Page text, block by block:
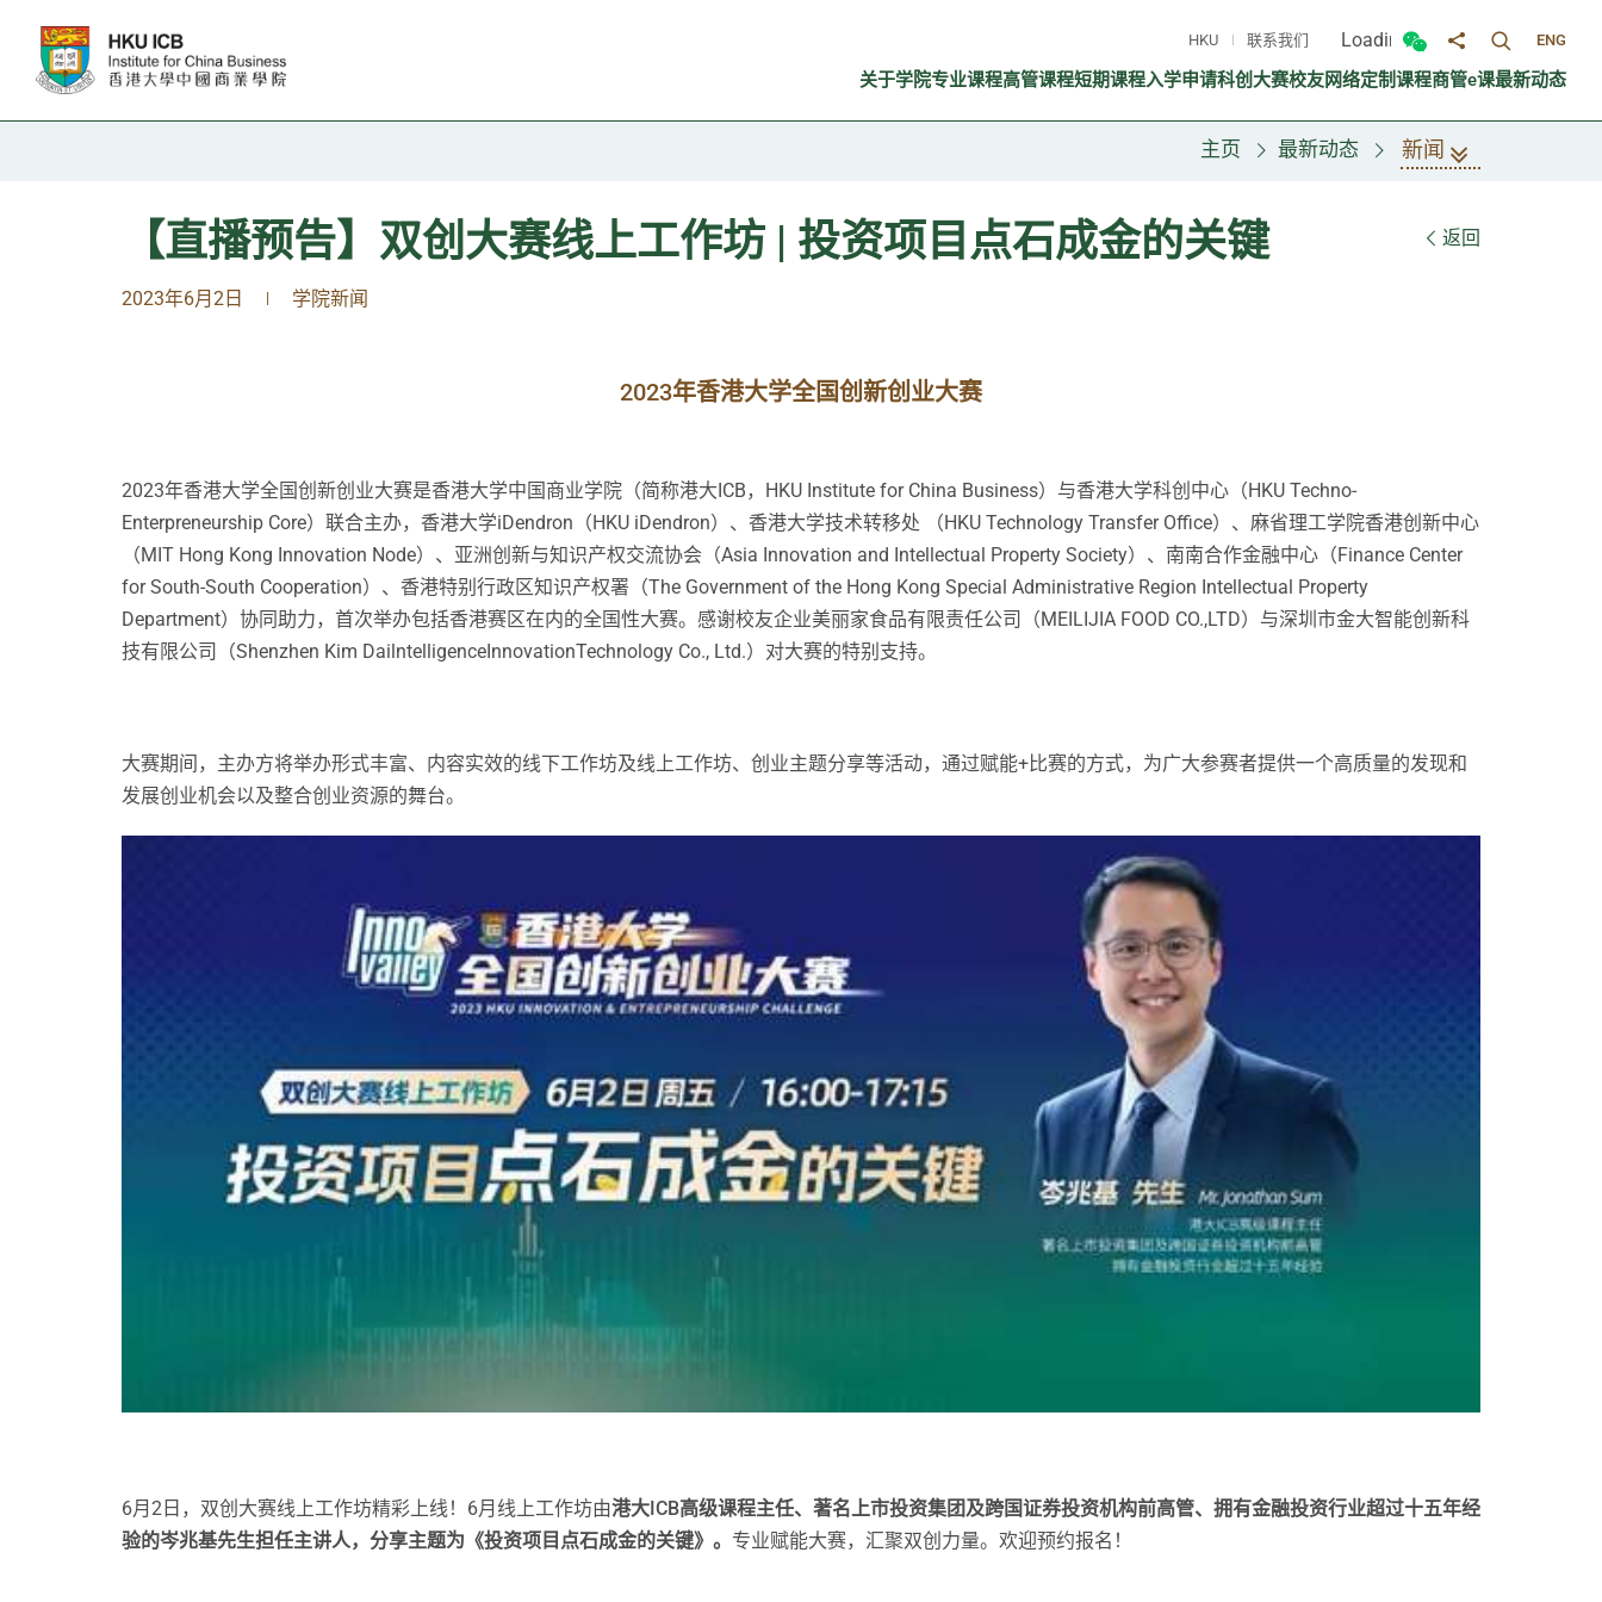
HKU 联系我们 Loading...
切换微信面板
分享至切换搜寻面
ENG
关于学院专业课程高管课程短期课程入学申请科创大赛校友网络定制课程商管e课最新动态
主页 最新动态 新闻
【直播预告】双创大赛线上工作坊 | 投资项目点石成金的关键 返回
2023年6月2日 | 学院新闻
2023年香港大学全国创新创业大赛
2023年香港大学全国创新创业大赛是香港大学中国商业学院（简称港大ICB，HKU Institute for China Business）与香港大学科创中心（HKU Techno-
Enterpreneurship Core）联合主办，香港大学iDendron（HKU iDendron）、香港大学技术转移处 （HKU Technology Transfer Office）、麻省理工学院香港创新中心
（MIT Hong Kong Innovation Node）、亚洲创新与知识产权交流协会（Asia Innovation and Intellectual Property Society）、南南合作金融中心（Finance Center
for South-South Cooperation）、香港特别行政区知识产权署（The Government of the Hong Kong Special Administrative Region Intellectual Property
Department）协同助力，首次举办包括香港赛区在内的全国性大赛。感谢校友企业美丽家食品有限责任公司（MEILIJIA FOOD CO.,LTD）与深圳市金大智能创新科
技有限公司（Shenzhen Kim DailntelligenceInnovationTechnology Co., Ltd.）对大赛的特别支持。
大赛期间，主办方将举办形式丰富、内容实效的线下工作坊及线上工作坊、创业主题分享等活动，通过赋能+比赛的方式，为广大参赛者提供一个高质量的发现和
发展创业机会以及整合创业资源的舞台。
6月2日，双创大赛线上工作坊精彩上线！6月线上工作坊由港大ICB高级课程主任、著名上市投资集团及跨国证券投资机构前高管、拥有金融投资行业超过十五年经
验的岑兆基先生担任主讲人，分享主题为《投资项目点石成金的关键》。 专业赋能大赛，汇聚双创力量。欢迎预约报名！